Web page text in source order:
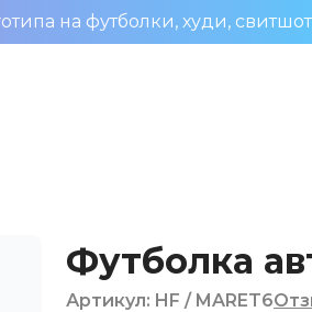
на футболки, худи,
Футболка
Артикул: HF / MARET6